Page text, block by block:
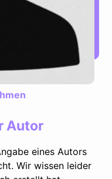
Autor
eines Autors
Wir wissen leider